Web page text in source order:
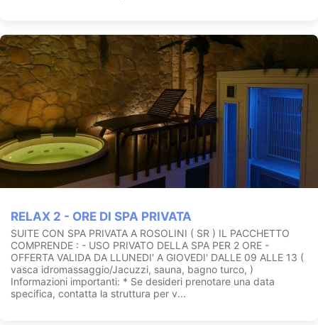
RELAX 2 - ORE DI SPA PRIVATA
SUITE CON SPA PRIVATA A ROSOLINI ( SR ) IL PACCHETTO
COMPRENDE : - USO PRIVATO DELLA SPA PER 2 ORE -
OFFERTA VALIDA DA LLUNEDI' A GIOVEDI' DALLE 09 ALLE 13 (
vasca idromassaggio/Jacuzzi, sauna, bagno turco, )
Informazioni importanti: * Se desideri prenotare una data
specifica, contatta la struttura per v...